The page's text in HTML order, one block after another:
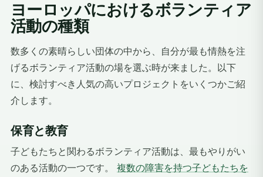
ヨーロッパにおけるボランティア
活動の種類
数多くの素晴らしい団体の中から、自分が最も情熱を注
げるボランティア活動の場を選ぶ時が来ました。以下
に、検討すべき人気の高いプロジェクトをいくつかご紹
介します。
保育と教育
子どもたちと関わるボランティア活動は、最もやりがい
のある活動の一つです。 複数の障害を持つ子どもたちを